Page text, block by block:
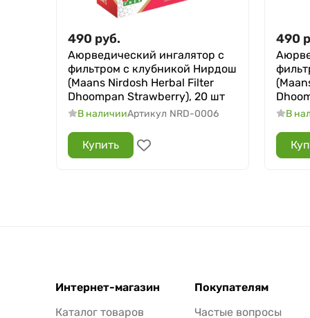
490 руб.
Аюрведический ингалятор с
фильтром с клубникой Нирдош
(Maans Nirdosh Herbal Filter
Dhoompan Strawberry), 20 шт
В наличииАртикул NRD-0006
Купить
490
В
Интернет-магазин
Каталог товаров
Покупателям
Частые вопросы